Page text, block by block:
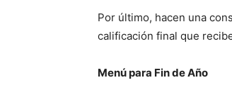
Por último, hacen una
calificación final que
Menú para Fin de Año